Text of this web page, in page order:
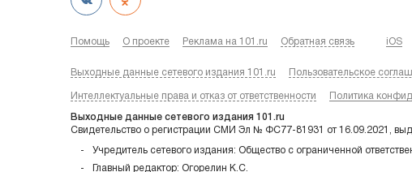
Помощь О проекте Реклама на 101.ru Обратная связь iOS
Выходные данные сетевого издания 101.ru Пользовательское
Интеллектуальные права и отказ от ответственности Политика
Выходные данные сетевого издания 101.ru
Свидетельство о регистрации СМИ Эл № ФС77-81931 от 16.09.2021,
Учредитель сетевого издания: Общество с ограниченной
Главный редактор: Огорелин К.С.